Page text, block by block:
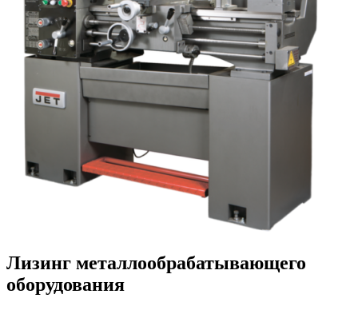
Лизинг металлообрабатывающего
оборудования